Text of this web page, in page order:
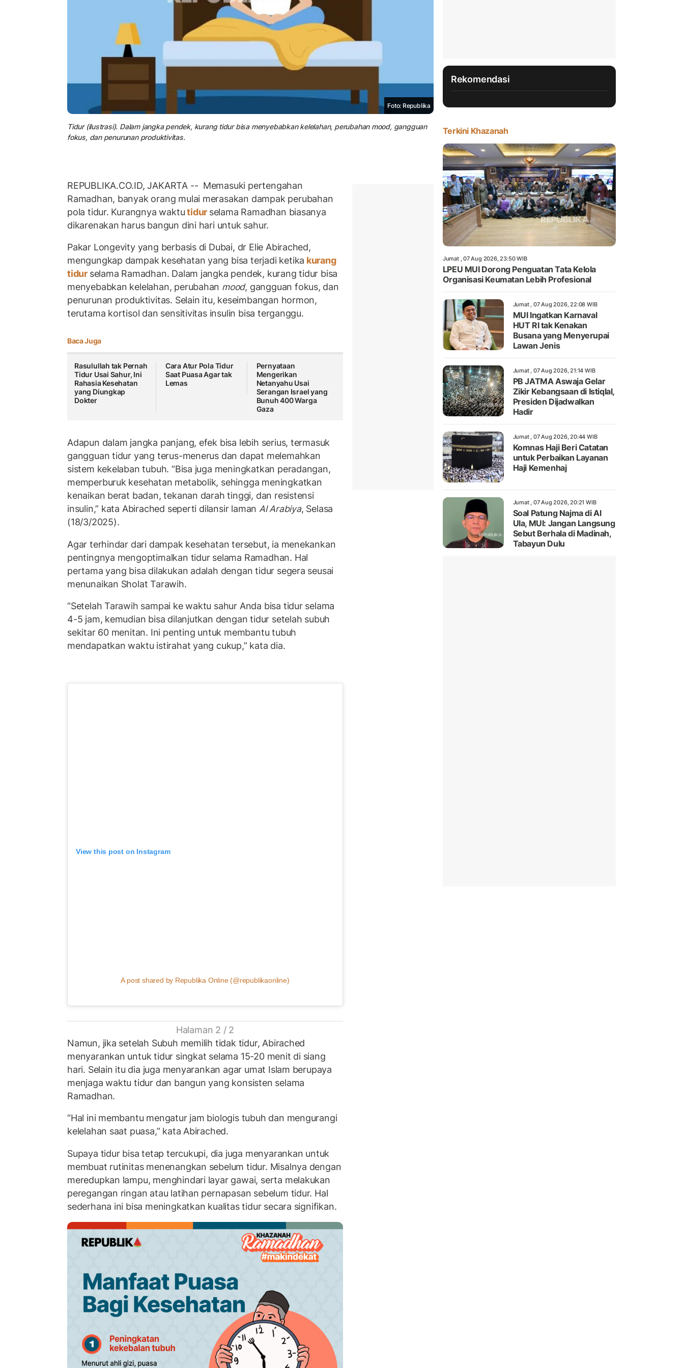
Foto: Republika
Tidur (ilustrasi). Dalam jangka pendek, kurang tidur bisa menyebabkan kelelahan, perubahan mood, gangguan
fokus, dan penurunan produktivitas.
REPUBLIKA.CO.ID, JAKARTA -- Memasuki pertengahan
Ramadhan, banyak orang mulai merasakan dampak perubahan
pola tidur. Kurangnya waktutidur selama Ramadhan biasanya
dikarenakan harus bangun dini hari untuk sahur.
Pakar Longevity yang berbasis di Dubai, dr Elie Abirached,
mengungkap dampak kesehatan yang bisa terjadi ketika kurang
tidur selama Ramadhan. Dalam jangka pendek, kurang tidur bisa
menyebabkan kelelahan, perubahan mood, gangguan fokus, dan
penurunan produktivitas. Selain itu, keseimbangan hormon,
terutama kortisol dan sensitivitas insulin bisa terganggu.
Baca Juga
Rasulullah tak Pernah
Tidur Usai Sahur, Ini
Rahasia Kesehatan
yang Diungkap
Dokter
Cara Atur Pola Tidur
Saat Puasa Agar tak
Lemas
Pernyataan
Mengerikan
Netanyahu Usai
Serangan Israel yang
Bunuh 400 Warga
Gaza
Adapun dalam jangka panjang, efek bisa lebih serius, termasuk
gangguan tidur yang terus-menerus dan dapat melemahkan
sistem kekelaban tubuh. “Bisa juga meningkatkan peradangan,
memperburuk kesehatan metabolik, sehingga meningkatkan
kenaikan berat badan, tekanan darah tinggi, dan resistensi
insulin,” kata Abirached seperti dilansir laman Al Arabiya, Selasa
(18/3/2025).
Agar terhindar dari dampak kesehatan tersebut, ia menekankan
pentingnya mengoptimalkan tidur selama Ramadhan. Hal
pertama yang bisa dilakukan adalah dengan tidur segera seusai
menunaikan Sholat Tarawih.
“Setelah Tarawih sampai ke waktu sahur Anda bisa tidur selama
4-5 jam, kemudian bisa dilanjutkan dengan tidur setelah subuh
sekitar 60 menitan. Ini penting untuk membantu tubuh
mendapatkan waktu istirahat yang cukup,” kata dia.
View this post on Instagram
A post shared by Republika Online (@republikaonline)
Halaman 2 / 2
Namun, jika setelah Subuh memilih tidak tidur, Abirached
menyarankan untuk tidur singkat selama 15-20 menit di siang
hari. Selain itu dia juga menyarankan agar umat Islam berupaya
menjaga waktu tidur dan bangun yang konsisten selama
Ramadhan.
“Hal ini membantu mengatur jam biologis tubuh dan mengurangi
kelelahan saat puasa,” kata Abirached.
Supaya tidur bisa tetap tercukupi, dia juga menyarankan untuk
membuat rutinitas menenangkan sebelum tidur. Misalnya dengan
meredupkan lampu, menghindari layar gawai, serta melakukan
peregangan ringan atau latihan pernapasan sebelum tidur. Hal
sederhana ini bisa meningkatkan kualitas tidur secara signifikan.
Rekomendasi
Terkini Khazanah
Jumat , 07 Aug 2026, 23:50 WIB
LPEU MUI Dorong Penguatan Tata Kelola
Organisasi Keumatan Lebih Profesional
Jumat , 07 Aug 2026, 22:08 WIB
MUI Ingatkan Karnaval
HUT RI tak Kenakan
Busana yang Menyerupai
Lawan Jenis
Jumat , 07 Aug 2026, 21:14 WIB
PB JATMA Aswaja Gelar
Zikir Kebangsaan di Istiqlal,
Presiden Dijadwalkan
Hadir
Jumat , 07 Aug 2026, 20:44 WIB
Komnas Haji Beri Catatan
untuk Perbaikan Layanan
Haji Kemenhaj
Jumat , 07 Aug 2026, 20:21 WIB
Soal Patung Najma di Al
Ula, MUI: Jangan Langsung
Sebut Berhala di Madinah,
Tabayun Dulu